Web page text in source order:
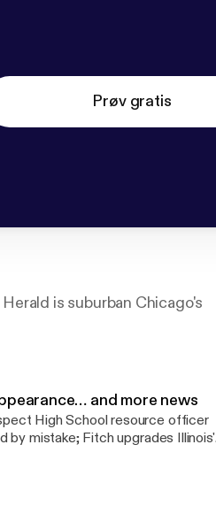
Prøv gratis
is suburban Chicago's
and more news
High School resource officer
by mistake; Fitch upgrades Illinois'